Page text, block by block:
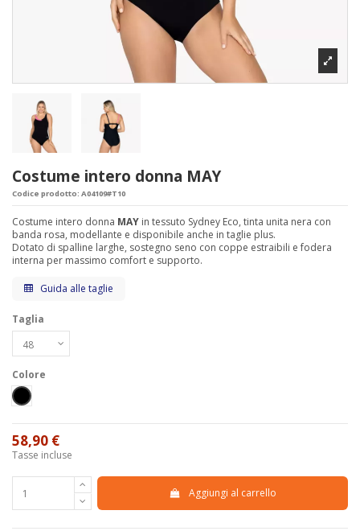
Costume intero donna MAY
Codice prodotto: A04109#T10
Costume intero donna MAY in tessuto Sydney Eco, tinta unita nera con
banda rosa, modellante e disponibile anche in taglie plus.
Dotato di spalline larghe, sostegno seno con coppe estraibili e fodera
interna per massimo comfort e supporto.
Guida alle taglie
Taglia
Colore
Nero
58,90 €
Tasse incluse
Aggiungi al carrello